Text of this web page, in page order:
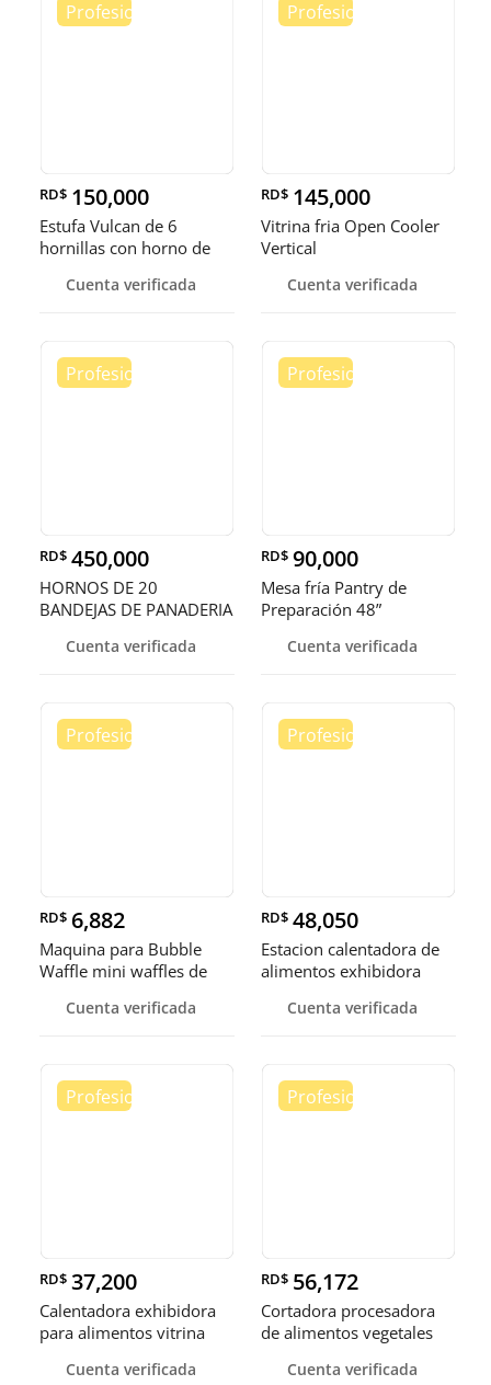
RD$ 150,000
Estufa Vulcan de 6
hornillas con horno de
Cuenta verificada
RD$ 145,000
Vitrina fria Open Cooler
Vertical
Cuenta verificada
RD$ 450,000
HORNOS DE 20
BANDEJAS DE PANADERIA
Cuenta verificada
RD$ 90,000
Mesa fría Pantry de
Preparación 48”
Cuenta verificada
RD$ 6,882
Maquina para Bubble
Waffle mini waffles de
Cuenta verificada
RD$ 48,050
Estacion calentadora de
alimentos exhibidora
Cuenta verificada
RD$ 37,200
Calentadora exhibidora
para alimentos vitrina
Cuenta verificada
RD$ 56,172
Cortadora procesadora
de alimentos vegetales
Cuenta verificada